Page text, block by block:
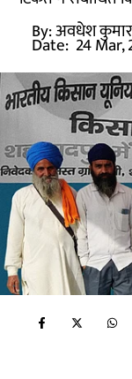
By:अवधेश कुमार
Date: 24 Mar,